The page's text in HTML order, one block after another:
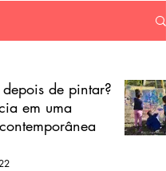
de pintar?
em uma